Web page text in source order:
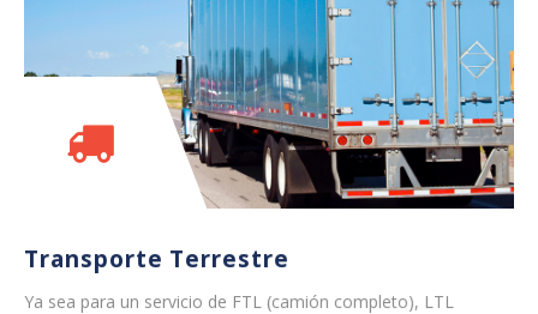
Transporte Terrestre
Ya sea para un servicio de FTL (camión completo), LTL